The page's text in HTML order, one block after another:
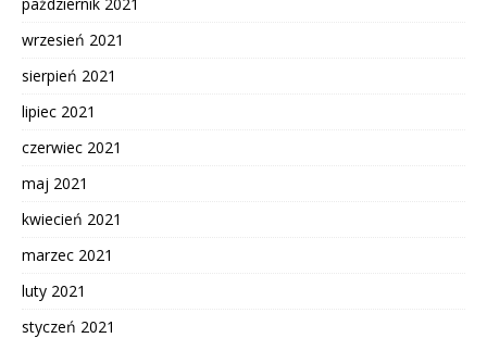
wrzesień 2021
sierpień 2021
lipiec 2021
czerwiec 2021
maj 2021
kwiecień 2021
marzec 2021
luty 2021
styczeń 2021